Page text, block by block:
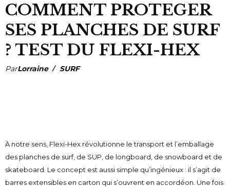
COMMENT PROTEGER
SES PLANCHES DE SURF
? TEST DU FLEXI-HEX
ParLorraine SURF
À notre sens, Flexi-Hex révolutionne le transport et l’emballage
des planches de surf, de SUP, de longboard, de snowboard et de
skateboard. Le concept est aussi simple qu’ingénieux : il s’agit de
barres extensibles en carton qui s’ouvrent en accordéon. Une fois